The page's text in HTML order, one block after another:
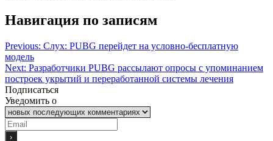
Навигация по записям
Previous: Слух: PUBG перейдет на условно-бесплатную
модель
Next: Разработчики PUBG рассылают опросы с упоминанием
построек укрытий и переработанной системы лечения
Подписаться
Уведомить о